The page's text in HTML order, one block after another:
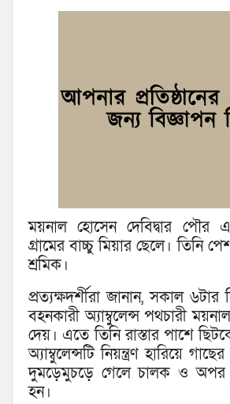
ময়নাল হো‌সেন দেবিদ্বার পৌর
গ্রামের বাচ্চু মিয়ার ছেলে। তিনি
শ্রমিক।
প্রত্যক্ষদর্শীরা জানান, সকাল
বহনকারী অ্যাম্বুলেন্স পথচারী
দেয়। এতে তিনি রাস্তার পা‌শে
অ্যাম্বুলেন্সটি নিয়ন্ত্রণ হা‌রি‌য়ে
দুমড়েমুচড়ে গে‌লে চালক ও অপর
হন।